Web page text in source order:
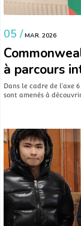
05 / MAR. 2026
à parcours
Dans le cadre de l’axe
sont amenés à